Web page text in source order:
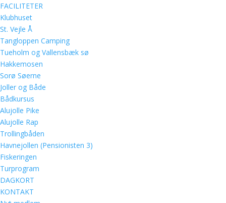
FACILITETER
Klubhuset
St. Vejle Å
Tangloppen Camping
Tueholm og Vallensbæk sø
Hakkemosen
Sorø Søerne
Joller og Både
Bådkursus
Alujolle Pike
Alujolle Rap
Trollingbåden
Havnejollen (Pensionisten 3)
Fiskeringen
Turprogram
DAGKORT
KONTAKT